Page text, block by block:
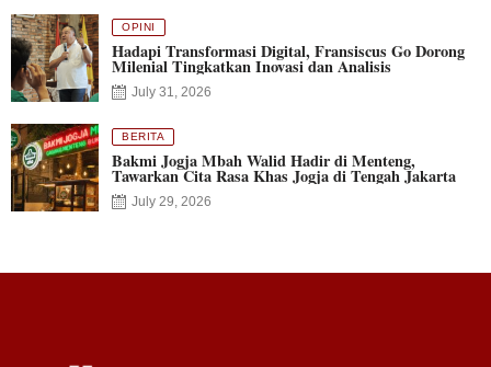
OPINI
Hadapi Transformasi Digital, Fransiscus Go Dorong
Milenial Tingkatkan Inovasi dan Analisis
July 31, 2026
BERITA
Bakmi Jogja Mbah Walid Hadir di Menteng,
Tawarkan Cita Rasa Khas Jogja di Tengah Jakarta
July 29, 2026